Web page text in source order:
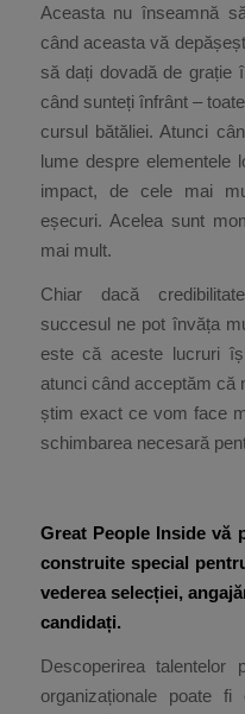
Aceasta nu înseamnă
când aceasta vă
să dați dovadă de grație
când sunteți înfrânt –
cursul bătăliei. Atunci
lume despre elementele
impact, de cele mai
eșecuri. Acelea sunt
mai mult.
Chiar dacă
succesul ne pot învăța
este că aceste lucruri
atunci când acceptăm că
știm exact ce vom face
schimbarea necesară
Great People Inside vă
construite special
vederea selecției,
candidați.
Descoperirea talentelor
organizaționale poate